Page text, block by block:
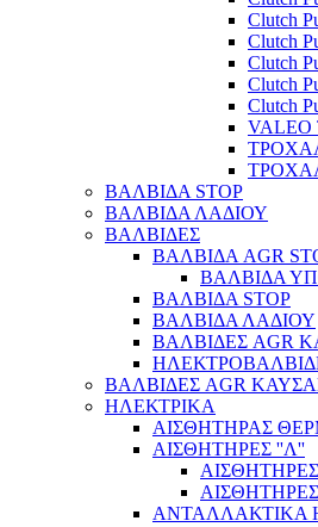
Clutch
Clutch
Clutch
Clutch
Clutch
ΒΑΛΒΙΔΑ STOP
ΒΑΛΒΙΔΑ ΛΑΔΙΟΥ
ΒΑΛΒΙΔΕΣ
ΒΑΛΒΙΔΑ AGR
ΒΑΛΒΙΔΑ
ΒΑΛΒΙΔΑ STOP
ΒΑΛΒΙΔΑ ΛΑΔΙΟΥ
ΒΑΛΒΙΔΕΣ AGR
ΒΑΛΒΙΔΕΣ AGR
ΗΛΕΚΤΡΙΚΑ
ΑΙΣΘΗΤΗΡΑΣ
ΑΙΣΘΗΤΗΡΕΣ ''Λ''
ΑΝΤΑΛΛΑΚΤΙΚΑ